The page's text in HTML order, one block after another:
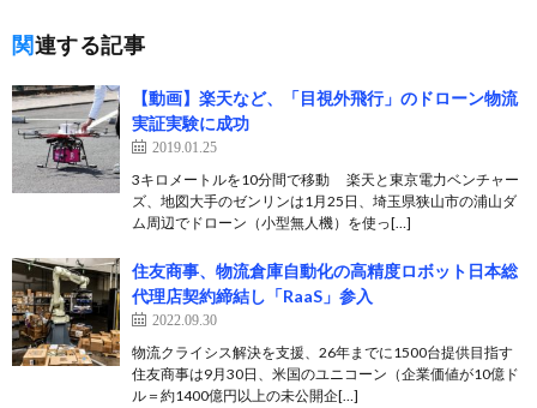
関連する記事
【動画】楽天など、「目視外飛行」のドローン物流
実証実験に成功
2019.01.25
3キロメートルを10分間で移動 楽天と東京電力ベンチャー
ズ、地図大手のゼンリンは1月25日、埼玉県狭山市の浦山ダ
ム周辺でドローン（小型無人機）を使っ[…]
住友商事、物流倉庫自動化の高精度ロボット日本総
代理店契約締結し「RaaS」参入
2022.09.30
物流クライシス解決を支援、26年までに1500台提供目指す
住友商事は9月30日、米国のユニコーン（企業価値が10億ド
ル＝約1400億円以上の未公開企[…]